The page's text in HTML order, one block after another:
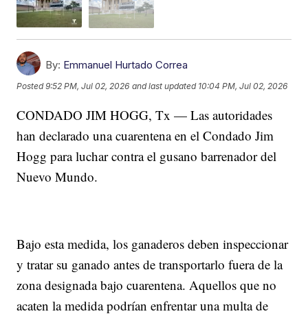
By: Emmanuel Hurtado Correa
Posted9:52 PM, Jul 02, 2026 and last updated 10:04 PM, Jul 02, 2026
CONDADO JIM HOGG, Tx — Las autoridades
han declarado una cuarentena en el Condado Jim
Hogg para luchar contra el gusano barrenador del
Nuevo Mundo.
Bajo esta medida, los ganaderos deben inspeccionar
y tratar su ganado antes de transportarlo fuera de la
zona designada bajo cuarentena. Aquellos que no
acaten la medida podrían enfrentar una multa de